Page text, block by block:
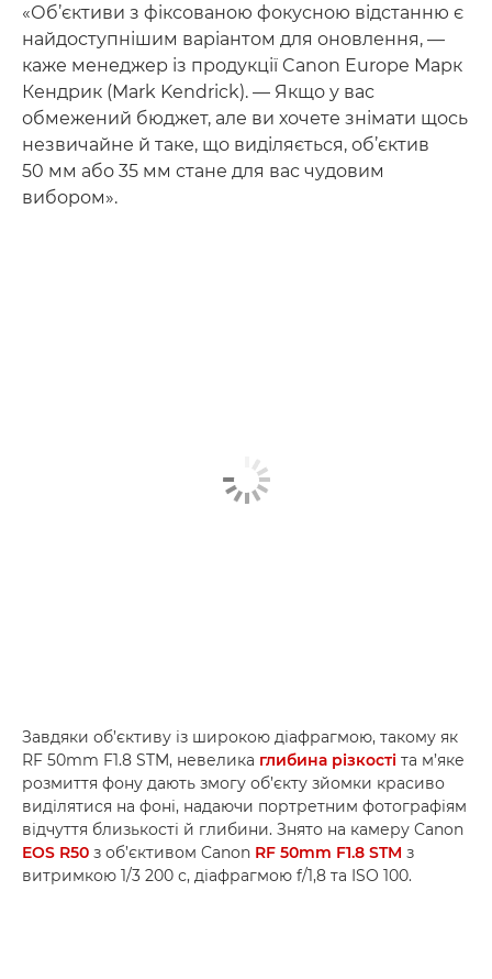
«Об’єктиви з фіксованою фокусною відстанню є
найдоступнішим варіантом для оновлення, —
каже менеджер із продукції Canon Europe Марк
Кендрик (Mark Kendrick). — Якщо у вас
обмежений бюджет, але ви хочете знімати щось
незвичайне й таке, що виділяється, об’єктив
50 мм або 35 мм стане для вас чудовим
вибором».
Завдяки об’єктиву із широкою діафрагмою, такому як
RF 50mm F1.8 STM, невелика глибина різкості та м’яке
розмиття фону дають змогу об’єкту зйомки красиво
виділятися на фоні, надаючи портретним фотографіям
відчуття близькості й глибини. Знято на камеру Canon
EOS R50 з об’єктивом Canon RF 50mm F1.8 STM з
витримкою 1/3 200 с, діафрагмою f/1,8 та ISO 100.